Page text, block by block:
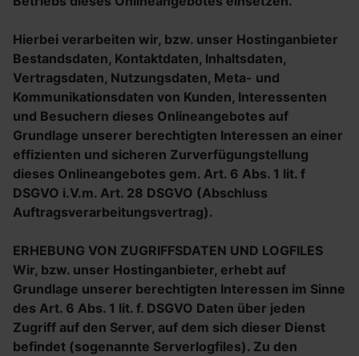
Hierbei verarbeiten wir, bzw. unser Hostinganbieter
Bestandsdaten, Kontaktdaten, Inhaltsdaten,
Vertragsdaten, Nutzungsdaten, Meta- und
Kommunikationsdaten von Kunden, Interessenten
und Besuchern dieses Onlineangebotes auf
Grundlage unserer berechtigten Interessen an einer
effizienten und sicheren Zurverfügungstellung
dieses Onlineangebotes gem. Art. 6 Abs. 1 lit. f
DSGVO i.V.m. Art. 28 DSGVO (Abschluss
Auftragsverarbeitungsvertrag).
ERHEBUNG VON ZUGRIFFSDATEN UND LOGFILES
Wir, bzw. unser Hostinganbieter, erhebt auf
Grundlage unserer berechtigten Interessen im Sinne
des Art. 6 Abs. 1 lit. f. DSGVO Daten über jeden
Zugriff auf den Server, auf dem sich dieser Dienst
befindet (sogenannte Serverlogfiles). Zu den